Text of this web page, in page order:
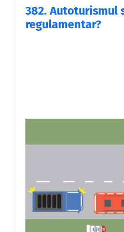
382. Autoturismul
regulamentar?